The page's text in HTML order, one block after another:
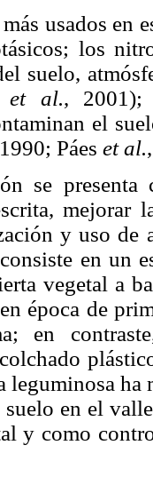
usados en
los
suelo,
et al., 2001);
el
Páes et al.
se
y uso de
en un
vegetal a
época de
en
leguminosa
suelo en el
y como